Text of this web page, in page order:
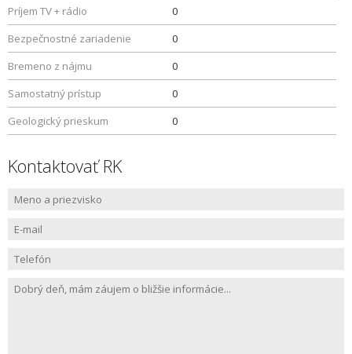
Príjem TV + rádio
0
Bezpečnostné zariadenie
0
Bremeno z nájmu
0
Samostatný prístup
0
Geologický prieskum
0
Kontaktovať RK